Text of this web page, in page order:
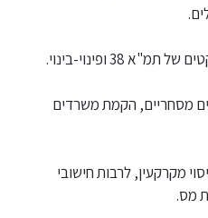
38 ופינוי-בינוי.
מסחריים, הקמת משרדים
מקרקעין, לרבות חישובי
מס.